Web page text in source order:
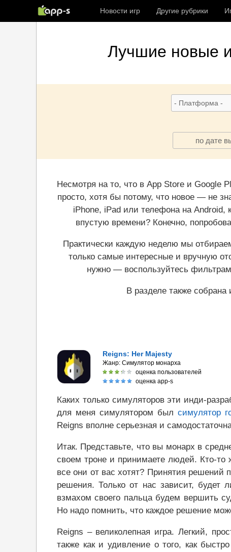
Новости игр Другие рубрики
Лучшие новые
по дате
Несмотря на то, что в App Store и Google
просто, хотя бы потому, что новое — не
iPhone, iPad или телефона на Android,
впустую времени? Конечно,
Практически каждую неделю мы
только самые интересные и вручную
нужно — воспользуйтесь
В разделе также
Reigns: Her Majesty
Жанр: Симулятор монарха
оценка пользователей
оценка app-s
Каких только симуляторов эти инди-
для меня симулятором был симулятор
Reigns вполне серьезная и
Итак. Представьте, что вы монарх в
своем троне и принимаете людей. Кто-то
все они от вас хотят? Принятия
решения. Только от нас зависит,
взмахом своего пальца будем вершить
Но надо помнить, что каждое решение
Reigns – великолепная игра. Легкий,
также как и удивление о того, как